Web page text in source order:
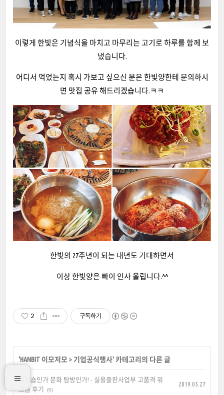
이렇게 한빛은 기념식을 마치고 마무리는 고기로 하루를 함께 보
냈습니다.
어디서 먹었는지 혹시 가보고 싶으신 분은 한빛양한테 문의하시
면 맛집 공유 해드리겠습니다.ㅋㅋ
한빛의 27주년이 되는 내년도 기대하면서
이상 한빛양은 빠이 인사 올립니다.^^
2 구독하기
'HANBIT 이모저모 > 기업공식행사' 카테고리의 다른 글
워크숍인가 문화 탐방인가! - 실용출판사업부 고품격 워
크숍 후기
(0)
2019.05.27